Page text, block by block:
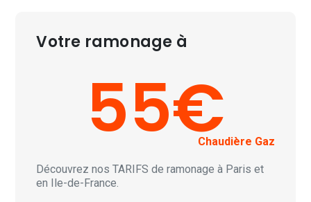
Votre ramonage à
55€Chaudière Gaz
Découvrez nosTARIFS de ramonage à Paris et
en Ile-de-France.